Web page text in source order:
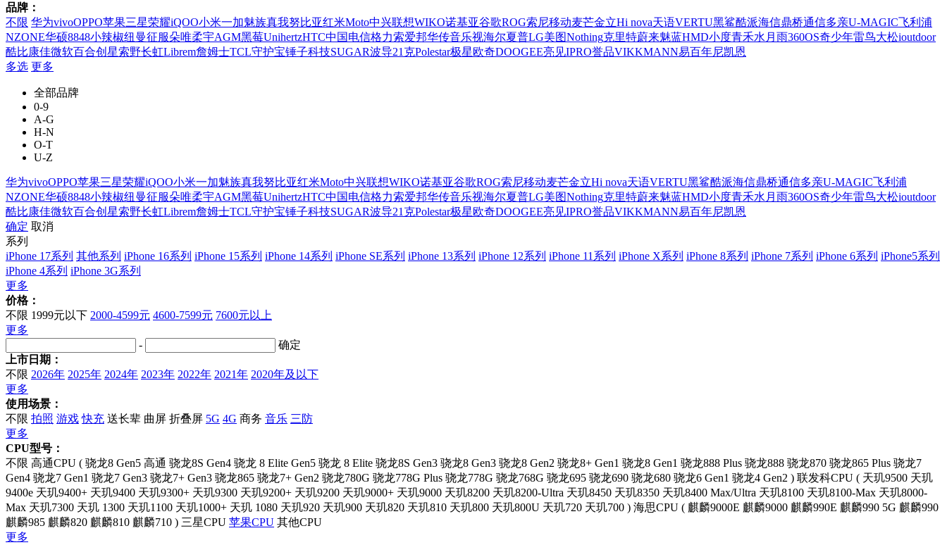
品牌：
不限 华为vivoOPPO苹果三星荣耀iQOO小米一加魅族真我努比亚红米Moto中兴联想WIKO诺基亚谷歌ROG索尼移动麦芒金立Hi nova天语VERTU黑鲨酷派海信鼎桥通信多亲U-MAGIC飞利浦
NZONE华硕8848小辣椒纽曼征服朵唯柔宇AGM黑莓UnihertzHTC中国电信格力索爱邦华传音乐视海尔夏普LG美图Nothing克里特蔚来魅蓝HMD小度青禾水月雨360OS奇少年雷鸟大松ioutdoor
酷比康佳微软百合创星索野长虹Librem詹姆士TCL守护宝锤子科技SUGAR波导21克Polestar极星欧奇DOOGEE亮见IPRO誉品VIKKMANN易百年尼凯恩
多选 更多
全部品牌
0-9
A-G
H-N
O-T
U-Z
华为vivoOPPO苹果三星荣耀iQOO小米一加魅族真我努比亚红米Moto中兴联想WIKO诺基亚谷歌ROG索尼移动麦芒金立Hi nova天语VERTU黑鲨酷派海信鼎桥通信多亲U-MAGIC飞利浦
NZONE华硕8848小辣椒纽曼征服朵唯柔宇AGM黑莓UnihertzHTC中国电信格力索爱邦华传音乐视海尔夏普LG美图Nothing克里特蔚来魅蓝HMD小度青禾水月雨360OS奇少年雷鸟大松ioutdoor
酷比康佳微软百合创星索野长虹Librem詹姆士TCL守护宝锤子科技SUGAR波导21克Polestar极星欧奇DOOGEE亮见IPRO誉品VIKKMANN易百年尼凯恩
确定 取消
系列
iPhone 17系列 其他系列 iPhone 16系列 iPhone 15系列 iPhone 14系列 iPhone SE系列 iPhone 13系列 iPhone 12系列 iPhone 11系列 iPhone X系列 iPhone 8系列 iPhone 7系列 iPhone 6系列 iPhone5系列
iPhone 4系列 iPhone 3G系列
更多
价格：
不限 1999元以下 2000-4599元 4600-7599元 7600元以上
更多
-
确定
上市日期：
不限 2026年 2025年 2024年 2023年 2022年 2021年 2020年及以下
更多
使用场景：
不限 拍照 游戏 快充 送长辈 曲屏 折叠屏 5G 4G 商务 音乐 三防
更多
CPU型号：
不限 高通CPU ( 骁龙8 Gen5 高通 骁龙8S Gen4 骁龙 8 Elite Gen5 骁龙 8 Elite 骁龙8S Gen3 骁龙8 Gen3 骁龙8 Gen2 骁龙8+ Gen1 骁龙8 Gen1 骁龙888 Plus 骁龙888 骁龙870 骁龙865 Plus 骁龙7
Gen4 骁龙7 Gen1 骁龙7 Gen3 骁龙7+ Gen3 骁龙865 骁龙7+ Gen2 骁龙780G 骁龙778G Plus 骁龙778G 骁龙768G 骁龙695 骁龙690 骁龙680 骁龙6 Gen1 骁龙4 Gen2 ) 联发科CPU ( 天玑9500 天玑
9400e 天玑9400+ 天玑9400 天玑9300+ 天玑9300 天玑9200+ 天玑9200 天玑9000+ 天玑9000 天玑8200 天玑8200-Ultra 天玑8450 天玑8350 天玑8400 Max/Ultra 天玑8100 天玑8100-Max 天玑8000-
Max 天玑7300 天玑 1300 天玑1100 天玑1000+ 天玑 1080 天玑920 天玑900 天玑820 天玑810 天玑800 天玑800U 天玑720 天玑700 ) 海思CPU ( 麒麟9000E 麒麟9000 麒麟990E 麒麟990 5G 麒麟990
麒麟985 麒麟820 麒麟810 麒麟710 ) 三星CPU 苹果CPU 其他CPU
更多